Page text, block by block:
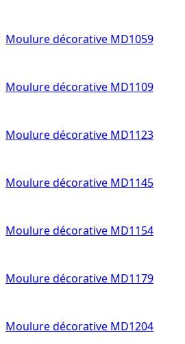
Moulure décorative MD1059
Moulure décorative MD1109
Moulure décorative MD1123
Moulure décorative MD1145
Moulure décorative MD1154
Moulure décorative MD1179
Moulure décorative MD1204